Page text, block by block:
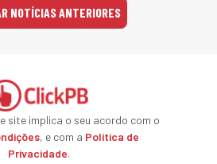
NOTÍCIAS ANTERIORES
site implica o seu acordo com o
, e com a Política de
Privacidade.